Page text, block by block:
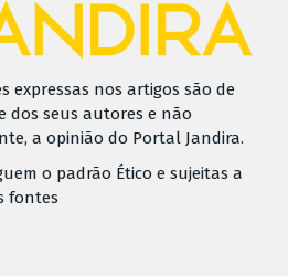
expressas nos artigos são de
dos seus autores e não
a opinião do Portal Jandira.
o padrão Ético e sujeitas a
fontes